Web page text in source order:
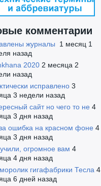
комментарии
журналы
1 месяц 1
назад
2020 2 месяца 2
назад
исправлено 3
3 недели назад
сайт но чего то не 4
3 дня назад
ошибка на красном фоне 4
3 дня назад
огромное вам 4
4 дня назад
гигафабрики Тесла 4
6 дней назад